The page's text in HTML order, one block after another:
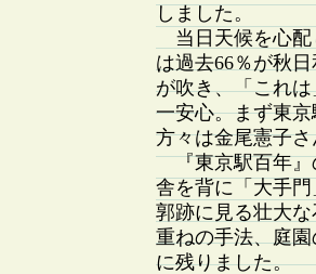
しました。
当日天候を心配
は過去66％が秋
が吹き、「これ
一安心。まず東
方々は金尾憲子
『東京駅百年』
舎を背に「大手
郭跡に見る壮大
重ねの手法、庭
に残りました。